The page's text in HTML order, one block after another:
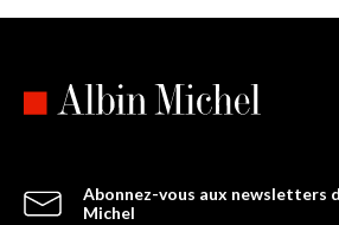
Abonnez-vous aux newsletters
Michel